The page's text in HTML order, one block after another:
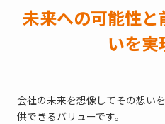
未来への可能性
いを実
会社の未来を想像してその想い
供できるバリューです。